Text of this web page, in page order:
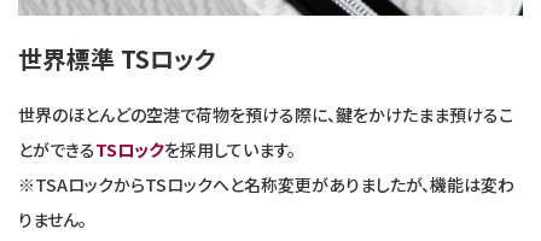
世界標準 TSロック
世界のほとんどの空港で荷物を預ける際に、鍵をかけたまま預けるこ
とができるTSロックを採用しています。
※TSAロックからTSロックへと名称変更がありましたが、機能は変わ
りません。